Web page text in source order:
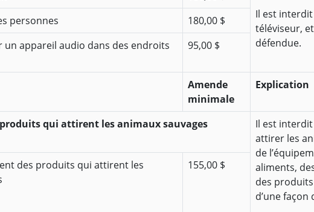
Il est
téléviseur,
défendue.
personnes
180,00 $
un appareil audio dans des endroits
95,00 $
Amende
minimale
Explication
qui attirent les animaux sauvages
Il est
attirer les
de
aliments,
des
d’une
des produits qui attirent les
155,00 $